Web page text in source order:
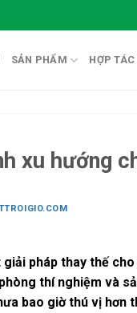
SẢN PHẨM HỢP
xu hướng
pháp thay thế
thí nghiệm và
bao giờ thú vị hơn